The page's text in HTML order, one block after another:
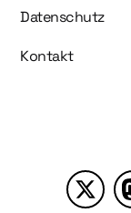
Datenschutz
Kontakt